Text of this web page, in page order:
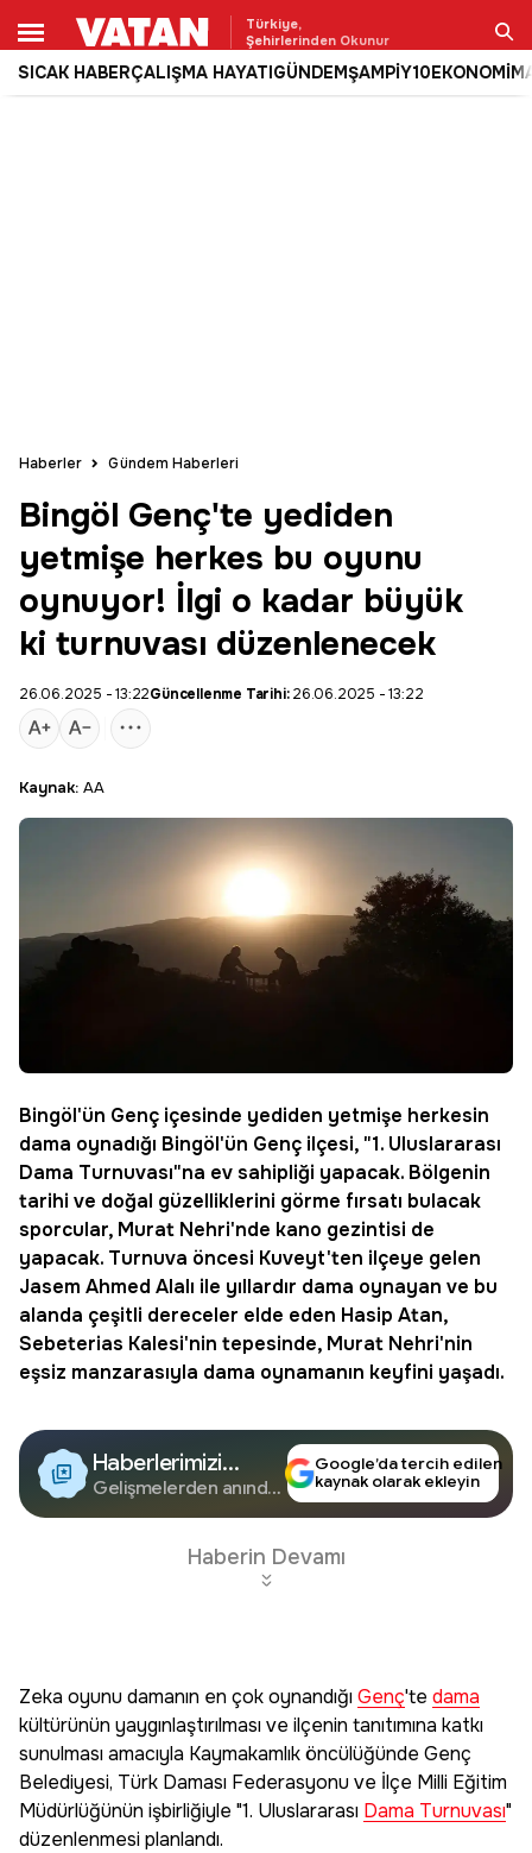
Türkiye,
Şehirlerinden Okunur
SICAK HABERÇALIŞMA HAYATIGÜNDEMŞAMPİY10EKONOMİ
Ara
Haberler Gündem Haberleri
Bingöl Genç'te yediden
yetmişe herkes bu oyunu
oynuyor! İlgi o kadar büyük
ki turnuvası düzenlenecek
26.06.2025 - 13:22Güncellenme Tarihi:26.06.2025 - 13:22
Kaynak: AA
Bingöl'ün Genç içesinde yediden yetmişe herkesin
dama oynadığı Bingöl'ün Genç ilçesi, "1. Uluslararası
Dama Turnuvası"na ev sahipliği yapacak. Bölgenin
tarihi ve doğal güzelliklerini görme fırsatı bulacak
sporcular, Murat Nehri'nde kano gezintisi de
yapacak. Turnuva öncesi Kuveyt'ten ilçeye gelen
Jasem Ahmed Alalı ile yıllardır dama oynayan ve bu
alanda çeşitli dereceler elde eden Hasip Atan,
Sebeterias Kalesi'nin tepesinde, Murat Nehri'nin
eşsiz manzarasıyla dama oynamanın keyfini yaşadı.
Haberlerimizi
Google'da Takip
Edin
Gelişmelerden anında
Google’da tercih edilen
kaynak olarak ekleyin
Haberin Devamı
Zeka oyunu damanın en çok oynandığıGenç'te dama
kültürünün yaygınlaştırılması ve ilçenin tanıtımına katkı
sunulması amacıyla Kaymakamlık öncülüğünde Genç
Belediyesi, Türk Daması Federasyonu ve İlçe Milli Eğitim
Müdürlüğünün işbirliğiyle "1. Uluslararası Dama Turnuvası"
düzenlenmesi planlandı.